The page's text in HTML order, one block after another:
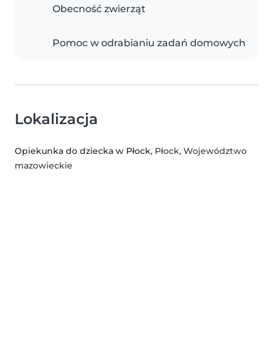
Obecność zwierząt
Pomoc w odrabianiu zadań domowych
Lokalizacja
Opiekunka do dziecka w Płock, Płock, Województwo
mazowieckie